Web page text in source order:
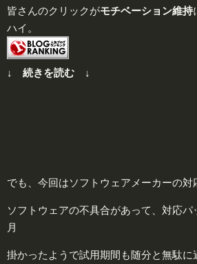
皆さんのクリックがモチベーション維持
ハイ。
↓ 続きを読む ↓
でも、今回はソフトウェアメーカーの対
ソフトウェアの不具合があって、対応パ
月
掛かったようで試用期間も随分と無駄に